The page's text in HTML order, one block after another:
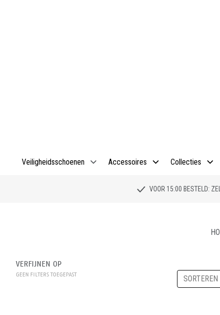
Veiligheidsschoenen Accessoires Collecties
VOOR 15:00 BESTELD:
VERFIJNEN OP
GEEN FILTERS TOEGEPAST SORTEREN